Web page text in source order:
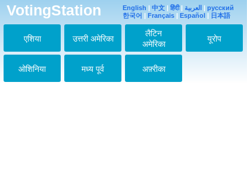
VotingStation English | 中文 | हिंदी| العربية | русский
한국어 | Français | Español | 日本語
एशिया उत्तरी अमेरिका
लैटिन
अमेरिका
यूरोप
ओशिनिया मध्य पूर्व अफ़्रीका
平和な日はいつ来るの
か。もう内容もないの
にまだ世界一のCNN
が私を攻撃してるぞ～
洒落にもなれないな
ぁ。
2019-07-29 09:07:51
さようなら。左の肺が
2019-07-29 09:09:14